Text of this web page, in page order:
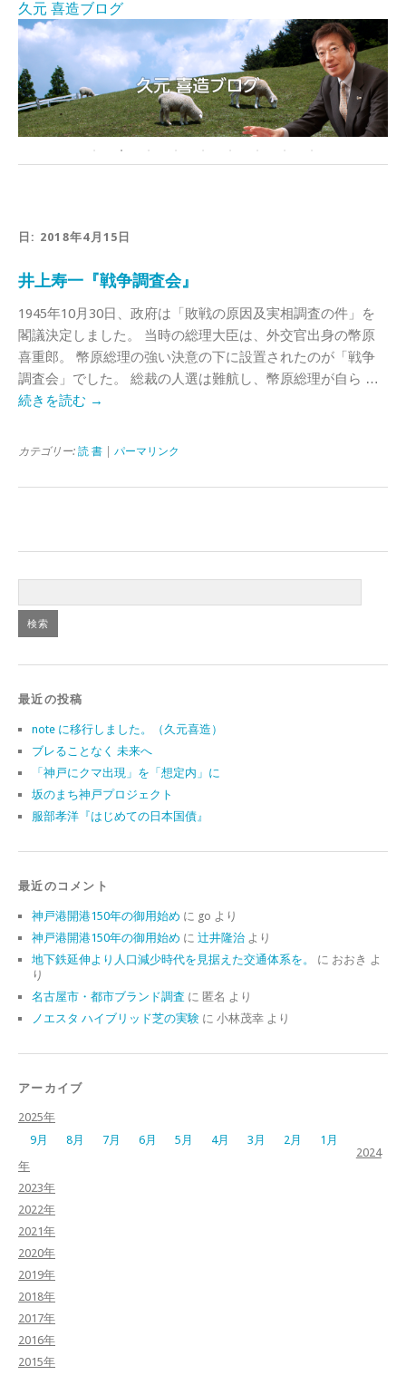
久元 喜造ブログ
日: 2018年4月15日
井上寿一『戦争調査会』
1945年10月30日、政府は「敗戦の原因及実相調査の件」を
閣議決定しました。 当時の総理大臣は、外交官出身の幣原
喜重郎。 幣原総理の強い決意の下に設置されたのが「戦争
調査会」でした。 総裁の人選は難航し、幣原総理が自ら …
続きを読む →
カテゴリー: 読 書 パーマリンク
最近の投稿
note に移行しました。（久元喜造）
ブレることなく 未来へ
「神戸にクマ出現」を「想定内」に
坂のまち神戸プロジェクト
服部孝洋『はじめての日本国債』
最近のコメント
神戸港開港150年の御用始め に go より
神戸港開港150年の御用始め に 辻井隆治 より
地下鉄延伸より人口減少時代を見据えた交通体系を。
に おおき よ
り
名古屋市・都市ブランド調査 に 匿名 より
ノエスタ ハイブリッド芝の実験 に 小林茂幸 より
アーカイブ
2025年
9月
8月 7月 6月 5月 4月 3月 2月
1月
2024
年
2023年
2022年
2021年
2020年
2019年
2018年
2017年
2016年
2015年